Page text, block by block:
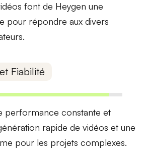
font de Heygen une
pour répondre aux divers
Fiabilité
performance constante et
rapide de vidéos et une
pour les projets complexes.